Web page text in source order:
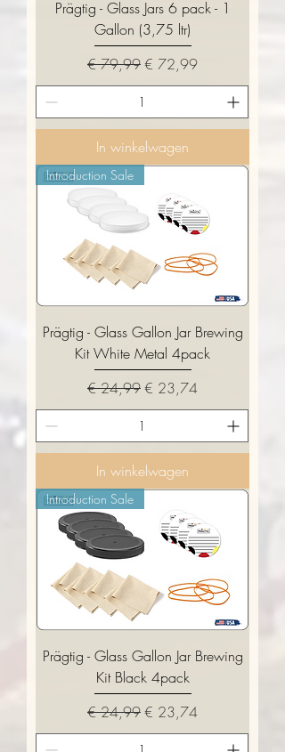
Prägtig - Glass Jars 6 pack - 1
Gallon (3,75 ltr)
Normale prijs
€ 79,99Verkoopprijs
€ 72,99
In winkelwagen
Introduction Sale
Prägtig - Glass Gallon Jar Brewing
Kit White Metal 4pack
Normale prijs
€ 24,99Verkoopprijs
€ 23,74
In winkelwagen
Introduction Sale
Prägtig - Glass Gallon Jar Brewing
Kit Black 4pack
Normale prijs
€ 24,99Verkoopprijs
€ 23,74